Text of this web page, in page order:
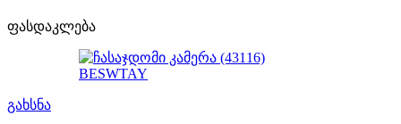
was:
19.00 ₾.13.00 ₾.
ფასდაკლება
გახსნა